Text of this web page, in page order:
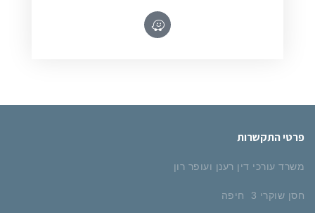
פרטי התקשרות
משרד עורכי דין רענן ועופר רון
חסן שוקרי 3 חיפה